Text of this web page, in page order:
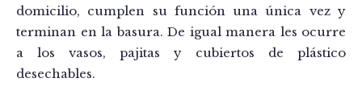
domicilio, cumplen su función una única vez y
terminan en la basura. De igual manera les ocurre
a los vasos, pajitas y cubiertos de plástico
desechables.